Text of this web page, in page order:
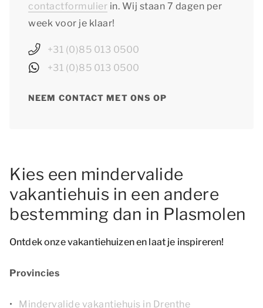
contactformulier in. Wij staan 7 dagen per
week voor je klaar!
+31 (0)85 013 0500
+31 (0)85 013 0500
NEEM CONTACT MET ONS OP
Kies een mindervalide
vakantiehuis in een andere
bestemming dan in Plasmolen
Ontdek onze vakantiehuizen en laat je inspireren!
Provincies
Mindervalide vakantiehuis in Drenthe